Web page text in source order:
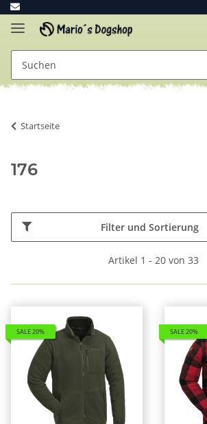
Startseite
176
Filter und Sortierung
Artikel 1 - 20 von 33
SALE 20% SALE 20%